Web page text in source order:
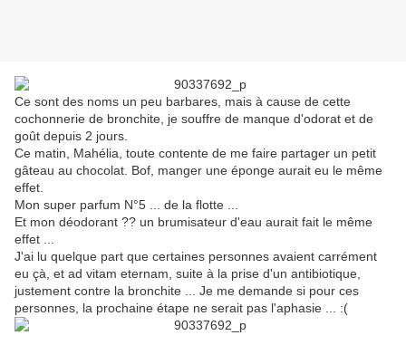
Ce sont des noms un peu barbares, mais à cause de cette
cochonnerie de bronchite, je souffre de manque d'odorat et de
goût depuis 2 jours.
Ce matin, Mahélia, toute contente de me faire partager un petit
gâteau au chocolat. Bof, manger une éponge aurait eu le même
effet.
Mon super parfum N°5 ... de la flotte ...
Et mon déodorant ?? un brumisateur d'eau aurait fait le même
effet ...
J'ai lu quelque part que certaines personnes avaient carrément
eu çà, et ad vitam eternam, suite à la prise d'un antibiotique,
justement contre la bronchite ... Je me demande si pour ces
personnes, la prochaine étape ne serait pas l'aphasie ... :(